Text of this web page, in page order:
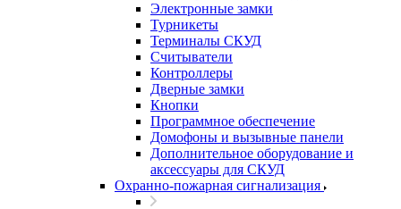
Электронные замки
Турникеты
Терминалы СКУД
Считыватели
Контроллеры
Дверные замки
Кнопки
Программное обеспечение
Домофоны и вызывные панели
Дополнительное оборудование и
аксессуары для СКУД
Охранно-пожарная сигнализация